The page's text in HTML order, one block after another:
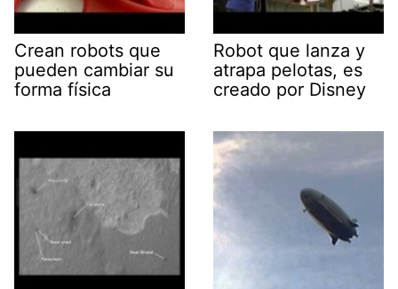
Crean robots que
pueden cambiar su
forma física
Robot que lanza y
atrapa pelotas, es
creado por Disney